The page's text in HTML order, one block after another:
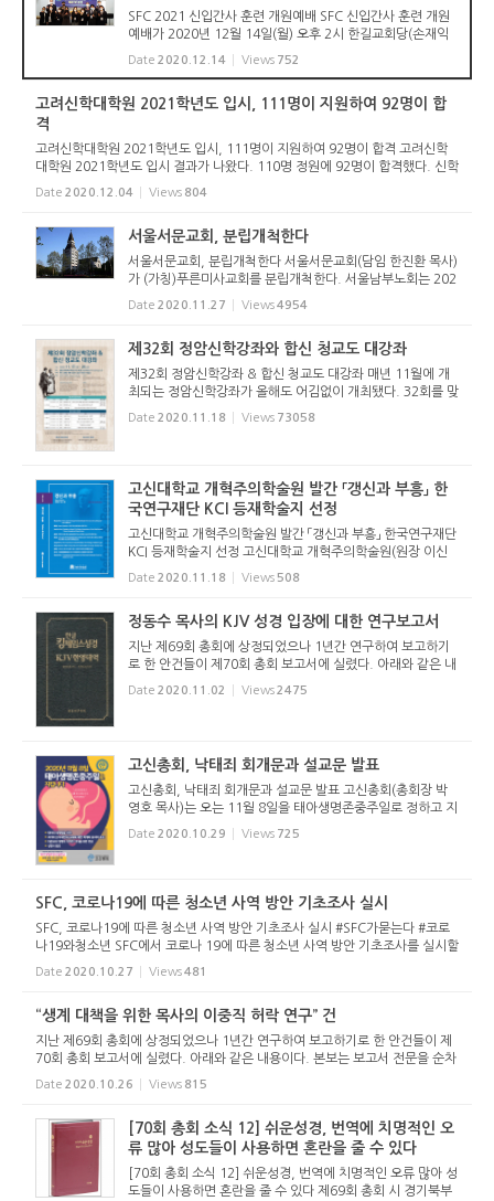
SFC 2021 신입간사 훈련 개원예배 SFC 신입간사 훈련 개원
예배가 2020년 12월 14일(월) 오후 2시 한길교회당(손재익
목사 시무)에서 있었다. 코로나 19 및 거리두기 2.5단계 등으
로 인해 순서진행자와 훈련대상자만이 참여한 가운데 조촐하
Date 2020.12.14 Views 752
고려신학대학원 2021학년도 입시, 111명이 지원하여 92명이 합
격
고려신학대학원 2021학년도 입시, 111명이 지원하여 92명이 합격 고려신학
대학원 2021학년도 입시 결과가 나왔다. 110명 정원에 92명이 합격했다. 신학
대학원은 총회의 결의에 따라 지난 해부터 4년간 매해 입학정원을 5명씩 줄이
고 있다. 이에 따라 올해는 1...
Date 2020.12.04 Views 804
서울서문교회, 분립개척한다
서울서문교회, 분립개척한다 서울서문교회(담임 한진환 목사)
가 (가칭)푸른미사교회를 분립개척한다. 서울남부노회는 202
0년 11월 26일(목) 오후 2시 서울서문교회당에서 임시노회를
열고 서울서문교회의 분립개척 청원을 허락했다. 서울서문교
Date 2020.11.27 Views4954
제32회 정암신학강좌와 합신 청교도 대강좌
제32회 정암신학강좌 & 합신 청교도 대강좌 매년 11월에 개
최되는 정암신학강좌가 올해도 어김없이 개최됐다. 32회를 맞
은 정암신학강좌는 합동신학대학원대학교의 초대 원장인 정
암 박윤선을 기억하는 신학강좌다. 2018년 11월 13일 청교
Date 2020.11.18 Views 73058
고신대학교 개혁주의학술원 발간 「갱신과 부흥」 한
국연구재단 KCI 등재학술지 선정
고신대학교 개혁주의학술원 발간 「갱신과 부흥」 한국연구재단
KCI 등재학술지 선정 고신대학교 개혁주의학술원(원장 이신
열)이 연 2회 발간하는 학술지 「갱신과 부흥」이 한국연구재단
한국학술지인용색인(KCI) 등재학술지로 선정되었다. 「갱신과
Date 2020.11.18 Views 508
정동수 목사의 KJV 성경 입장에 대한 연구보고서
지난 제69회 총회에 상정되었으나 1년간 연구하여 보고하기
로 한 안건들이 제70회 총회 보고서에 실렸다. 아래와 같은 내
용이다. 본보는 보고서 전문을 순차적으로 싣는다. 1. 은퇴목
사 투표권 삭제 청원에 대한 법제위원회 보고 2. SFC문제에
Date 2020.11.02 Views2475
고신총회, 낙태죄 회개문과 설교문 발표
고신총회, 낙태죄 회개문과 설교문 발표 고신총회(총회장 박
영호 목사)는 오는 11월 8일을 태아생명존중주일로 정하고 지
난 10월 20일 성명서를 발표한 데 이어 이번에 '회개와 용서의
선포문'도 발표했다. 제70회 총회장 박영호 목사외 총대 일동
Date 2020.10.29 Views 725
SFC, 코로나19에 따른 청소년 사역 방안 기초조사 실시
SFC, 코로나19에 따른 청소년 사역 방안 기초조사 실시 #SFC가묻는다 #코로
나19와청소년 SFC에서 코로나 19에 따른 청소년 사역 방안 기초조사를 실시할
예정이다. 날짜는 10월 25일(주일)~11월 8일(주일)까지 3주에 걸쳐 진행되며,
네이버 폼을 이용한 설문...
Date 2020.10.27 Views481
“생계 대책을 위한 목사의 이중직 허락 연구” 건
지난 제69회 총회에 상정되었으나 1년간 연구하여 보고하기로 한 안건들이 제
70회 총회 보고서에 실렸다. 아래와 같은 내용이다. 본보는 보고서 전문을 순차
적으로 싣는다. 1. 은퇴목사 투표권 삭제 청원에 대한 법제위원회 보고 2. SFC
문제에 대한 학생신앙...
Date 2020.10.26 Views 815
[70회 총회 소식 12] 쉬운성경, 번역에 치명적인 오
류 많아 성도들이 사용하면 혼란을 줄 수 있다
[70회 총회 소식 12] 쉬운성경, 번역에 치명적인 오류 많아 성
도들이 사용하면 혼란을 줄 수 있다 제69회 총회 시 경기북부